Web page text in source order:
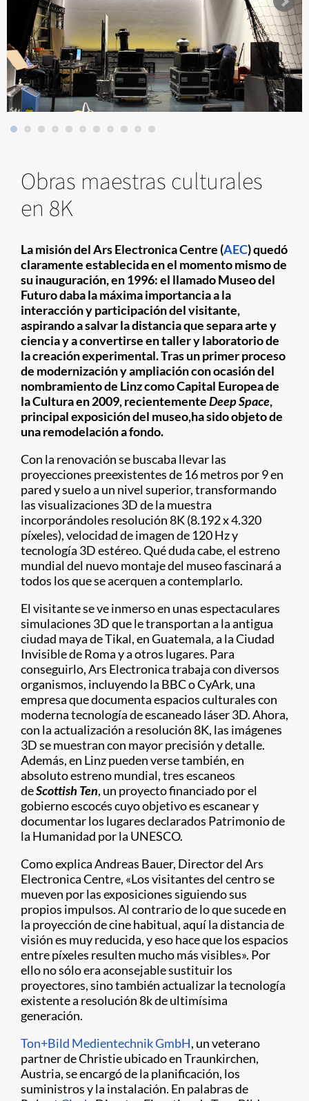
Obras maestras culturales
en 8K
La misión del Ars Electronica Centre (AEC) quedó
claramente establecida en el momento mismo de
su inauguración, en 1996: el llamado Museo del
Futuro daba la máxima importancia a la
interacción y participación del visitante,
aspirando a salvar la distancia que separa arte y
ciencia y a convertirse en taller y laboratorio de
la creación experimental. Tras un primer proceso
de modernización y ampliación con ocasión del
nombramiento de Linz como Capital Europea de
la Cultura en 2009, recientementeDeep Space,
principal exposición del museo,ha sido objeto de
una remodelación a fondo.
Con la renovación se buscaba llevar las
proyecciones preexistentes de 16 metros por 9 en
pared y suelo a un nivel superior, transformando
las visualizaciones 3D de la muestra
incorporándoles resolución 8K (8.192 x 4.320
píxeles), velocidad de imagen de 120 Hz y
tecnología 3D estéreo. Qué duda cabe, el estreno
mundial del nuevo montaje del museo fascinará a
todos los que se acerquen a contemplarlo.
El visitante se ve inmerso en unas espectaculares
simulaciones 3D que le transportan a la antigua
ciudad maya de Tikal, en Guatemala, a la Ciudad
Invisible de Roma y a otros lugares. Para
conseguirlo, Ars Electronica trabaja con diversos
organismos, incluyendo la BBC o CyArk, una
empresa que documenta espacios culturales con
moderna tecnología de escaneado láser 3D. Ahora,
con la actualización a resolución 8K, las imágenes
3D se muestran con mayor precisión y detalle.
Además, en Linz pueden verse también, en
absoluto estreno mundial, tres escaneos
deScottish Ten, un proyecto financiado por el
gobierno escocés cuyo objetivo es escanear y
documentar los lugares declarados Patrimonio de
la Humanidad por la UNESCO.
Como explica Andreas Bauer, Director del Ars
Electronica Centre, «Los visitantes del centro se
mueven por las exposiciones siguiendo sus
propios impulsos. Al contrario de lo que sucede en
la proyección de cine habitual, aquí la distancia de
visión es muy reducida, y eso hace que los espacios
entre píxeles resulten mucho más visibles». Por
ello no sólo era aconsejable sustituir los
proyectores, sino también actualizar la tecnología
existente a resolución 8k de ultimísima
generación.
Ton+Bild Medientechnik GmbH, un veterano
partner de Christie ubicado en Traunkirchen,
Austria, se encargó de la planificación, los
suministros y la instalación. En palabras de